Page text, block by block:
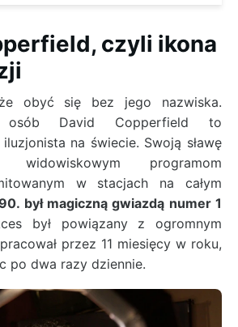
czyli ikona
obyć się bez jego nazwiska.
osób David Copperfield to
na świecie. Swoją sławę
programom
w stacjach na całym
był magiczną gwiazdą numer 1
był powiązany z ogromnym
przez 11 miesięcy w roku,
po dwa razy dziennie.